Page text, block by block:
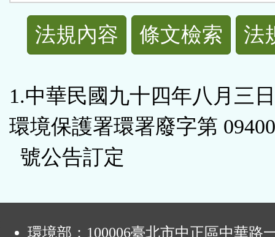
規
功
能
按
法規內容 條文檢索 法
1.中華民國九十四年八月三
環境保護署環署廢字第
號公告訂定
環境部：100006臺北市中正區中華路